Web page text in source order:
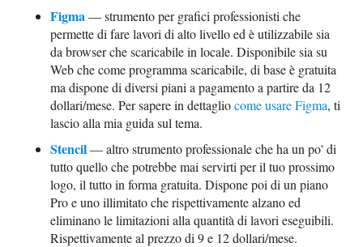
Figma— strumento per grafici professionisti che
permette di fare lavori di alto livello ed è utilizzabile sia
da browser che scaricabile in locale. Disponibile sia su
Web che come programma scaricabile, di base è gratuita
ma dispone di diversi piani a pagamento a partire da 12
dollari/mese. Per sapere in dettagliocome usare Figma, ti
lascio alla mia guida sul tema.
Stencil— altro strumento professionale che ha un po' di
tutto quello che potrebbe mai servirti per il tuo prossimo
logo, il tutto in forma gratuita. Dispone poi di un piano
Pro e uno illimitato che rispettivamente alzano ed
eliminano le limitazioni alla quantità di lavori eseguibili.
Rispettivamente al prezzo di 9 e 12 dollari/mese.